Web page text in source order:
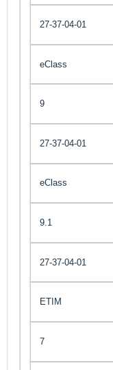
27-37-04-01
eClass
9
27-37-04-01
eClass
9.1
27-37-04-01
ETIM
7